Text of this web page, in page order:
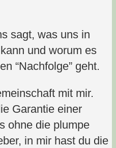
sagt, was uns in
und worum es
“Nachfolge” geht.
mit mir.
Garantie einer
ohne die plumpe
in mir hast du die